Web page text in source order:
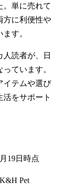
。単に売れて
方に利便性や
す。
読者が、日
ています。
イテムや選び
活をサポート
19日時点
Pet